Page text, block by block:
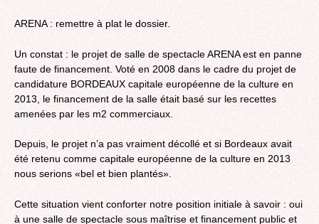
ARENA : remettre à plat le dossier.
Un constat : le projet de salle de spectacle ARENA est en panne
faute de financement. Voté en 2008 dans le cadre du projet de
candidature BORDEAUX capitale européenne de la culture en
2013, le financement de la salle était basé sur les recettes
amenées par les m2 commerciaux.
Depuis, le projet n’a pas vraiment décollé et si Bordeaux avait
été retenu comme capitale européenne de la culture en 2013
nous serions «bel et bien plantés».
Cette situation vient conforter notre position initiale à savoir : oui
à une salle de spectacle sous maîtrise et financement public et